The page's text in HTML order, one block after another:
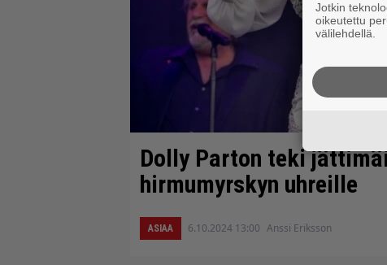
Dolly Parton teki
hirmumyrskyn uhreille
ASIAA 6.10.2024 13:00 Anssi Eriksson
Jotkin
oikeutettu
välilehdellä.